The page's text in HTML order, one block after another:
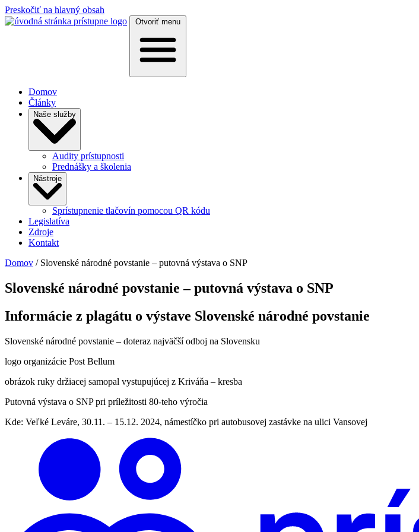
Preskočiť na hlavný obsah
Otvoriť menu
Domov
Články
Naše služby
Audity prístupnosti
Prednášky a školenia
Nástroje
Sprístupnenie tlačovín pomocou QR kódu
Legislatíva
Zdroje
Kontakt
Domov / Slovenské národné povstanie – putovná výstava o SNP
Slovenské národné povstanie – putovná výstava o SNP
Informácie z plagátu o výstave Slovenské národné povstanie
Slovenské národné povstanie – doteraz najväčší odboj na Slovensku
logo organizácie Post Bellum
obrázok ruky držiacej samopal vystupujúcej z Kriváňa – kresba
Putovná výstava o SNP pri príležitosti 80-teho výročia
Kde: Veľké Leváre, 30.11. – 15.12. 2024, námestíčko pri autobusovej zastávke na ulici Vansovej